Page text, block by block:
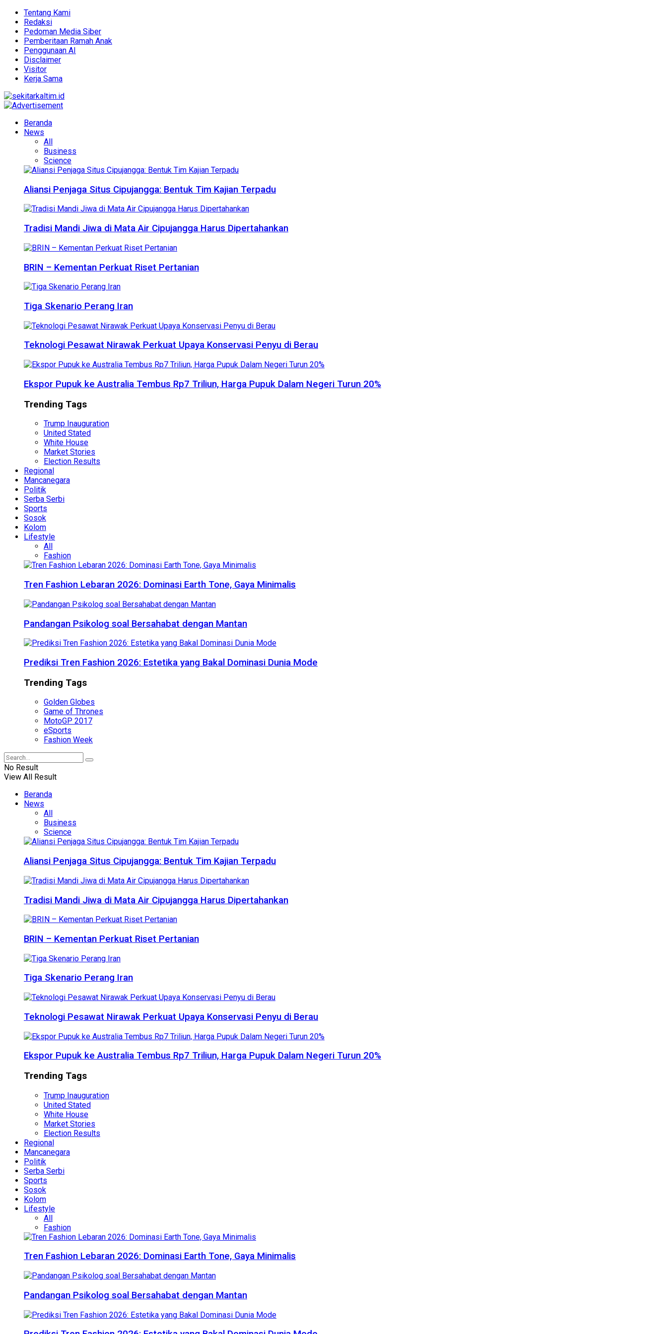
Tentang Kami
Redaksi
Pedoman Media Siber
Pemberitaan Ramah Anak
Penggunaan AI
Disclaimer
Visitor
Kerja Sama
Beranda
News
All
Business
Science
Aliansi Penjaga Situs Cipujangga: Bentuk Tim Kajian Terpadu
Tradisi Mandi Jiwa di Mata Air Cipujangga Harus Dipertahankan
BRIN – Kementan Perkuat Riset Pertanian
Tiga Skenario Perang Iran
Teknologi Pesawat Nirawak Perkuat Upaya Konservasi Penyu di Berau
Ekspor Pupuk ke Australia Tembus Rp7 Triliun, Harga Pupuk Dalam Negeri Turun 20%
Trending Tags
Trump Inauguration
United Stated
White House
Market Stories
Election Results
Regional
Mancanegara
Politik
Serba Serbi
Sports
Sosok
Kolom
Lifestyle
All
Fashion
Tren Fashion Lebaran 2026: Dominasi Earth Tone, Gaya Minimalis
Pandangan Psikolog soal Bersahabat dengan Mantan
Prediksi Tren Fashion 2026: Estetika yang Bakal Dominasi Dunia Mode
Trending Tags
Golden Globes
Game of Thrones
MotoGP 2017
eSports
Fashion Week
No Result
View All Result
Beranda
News
All
Business
Science
Aliansi Penjaga Situs Cipujangga: Bentuk Tim Kajian Terpadu
Tradisi Mandi Jiwa di Mata Air Cipujangga Harus Dipertahankan
BRIN – Kementan Perkuat Riset Pertanian
Tiga Skenario Perang Iran
Teknologi Pesawat Nirawak Perkuat Upaya Konservasi Penyu di Berau
Ekspor Pupuk ke Australia Tembus Rp7 Triliun, Harga Pupuk Dalam Negeri Turun 20%
Trending Tags
Trump Inauguration
United Stated
White House
Market Stories
Election Results
Regional
Mancanegara
Politik
Serba Serbi
Sports
Sosok
Kolom
Lifestyle
All
Fashion
Tren Fashion Lebaran 2026: Dominasi Earth Tone, Gaya Minimalis
Pandangan Psikolog soal Bersahabat dengan Mantan